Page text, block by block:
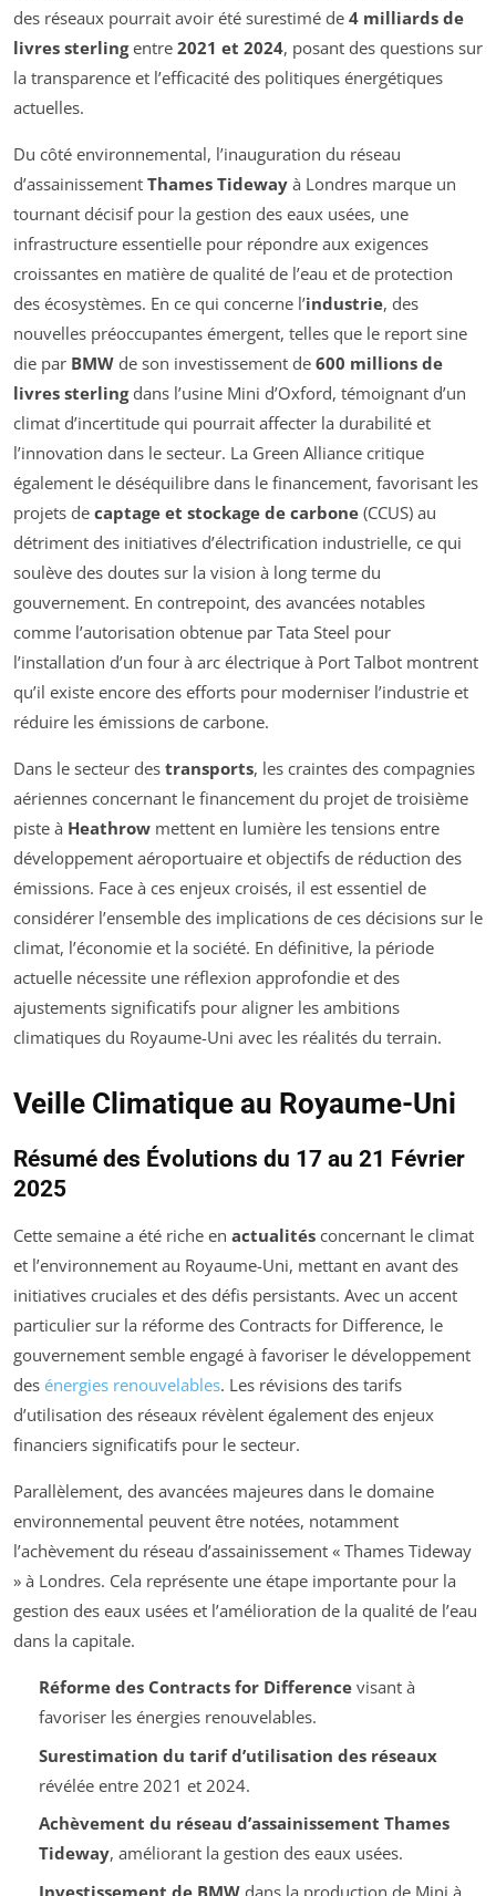
des réseaux pourrait avoir été surestimé de 4 milliards de
livres sterlingentre 2021 et 2024, posant des questions sur
la transparence et l’efficacité des politiques énergétiques
actuelles.
Du côté environnemental, l’inauguration du réseau
d’assainissement Thames Tideway à Londres marque un
tournant décisif pour la gestion des eaux usées, une
infrastructure essentielle pour répondre aux exigences
croissantes en matière de qualité de l’eau et de protection
des écosystèmes. En ce qui concerne l’industrie, des
nouvelles préoccupantes émergent, telles que le report sine
die par BMW de son investissement de 600 millions de
livres sterlingdans l’usine Mini d’Oxford, témoignant d’un
climat d’incertitude qui pourrait affecter la durabilité et
l’innovation dans le secteur. La Green Alliance critique
également le déséquilibre dans le financement, favorisant les
projets de captage et stockage de carbone (CCUS) au
détriment des initiatives d’électrification industrielle, ce qui
soulève des doutes sur la vision à long terme du
gouvernement. En contrepoint, des avancées notables
comme l’autorisation obtenue par Tata Steel pour
l’installation d’un four à arc électrique à Port Talbot montrent
qu’il existe encore des efforts pour moderniser l’industrie et
réduire les émissions de carbone.
Dans le secteur des transports, les craintes des compagnies
aériennes concernant le financement du projet de troisième
piste à Heathrow mettent en lumière les tensions entre
développement aéroportuaire et objectifs de réduction des
émissions. Face à ces enjeux croisés, il est essentiel de
considérer l’ensemble des implications de ces décisions sur le
climat, l’économie et la société. En définitive, la période
actuelle nécessite une réflexion approfondie et des
ajustements significatifs pour aligner les ambitions
climatiques du Royaume-Uni avec les réalités du terrain.
Veille Climatique au Royaume-Uni
Résumé des Évolutions du 17 au 21 Février
2025
Cette semaine a été riche en actualités concernant le climat
et l’environnement au Royaume-Uni, mettant en avant des
initiatives cruciales et des défis persistants. Avec un accent
particulier sur la réforme des Contracts for Difference, le
gouvernement semble engagé à favoriser le développement
des énergies renouvelables. Les révisions des tarifs
d’utilisation des réseaux révèlent également des enjeux
financiers significatifs pour le secteur.
Parallèlement, des avancées majeures dans le domaine
environnemental peuvent être notées, notamment
l’achèvement du réseau d’assainissement « Thames Tideway
» à Londres. Cela représente une étape importante pour la
gestion des eaux usées et l’amélioration de la qualité de l’eau
dans la capitale.
Réforme des Contracts for Differencevisant à
favoriser les énergies renouvelables.
Surestimation du tarif d’utilisation des réseaux
révélée entre 2021 et 2024.
Achèvement du réseau d’assainissement Thames
Tideway, améliorant la gestion des eaux usées.
Investissement de BMWdans la production de Mini à